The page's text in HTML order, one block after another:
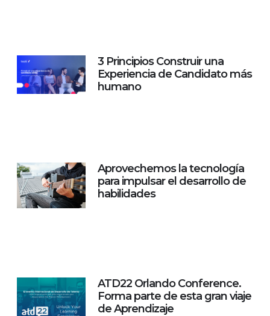
3 Principios Construir una
Experiencia de Candidato más
humano
Aprovechemos la tecnología
para impulsar el desarrollo de
habilidades
ATD22 Orlando Conference.
Forma parte de esta gran viaje
de Aprendizaje